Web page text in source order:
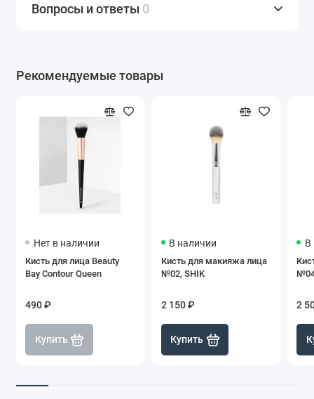
Вопросы и ответы 0
Рекомендуемые товары
Нет в наличии
Кисть для лица Beauty
Bay Contour Queen
490 ₽
Купить
В наличии
Кисть для макияжа лица
№02, SHIK
2 150 ₽
Купить
В
2